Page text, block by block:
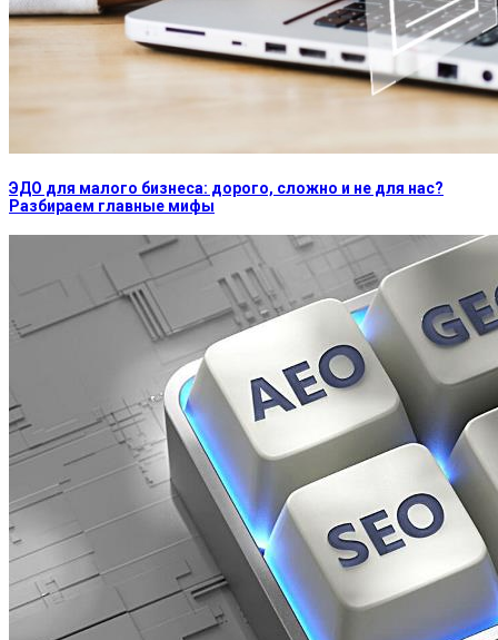
ЭДО для малого бизнеса: дорого, сложно и не для нас?
Разбираем главные мифы